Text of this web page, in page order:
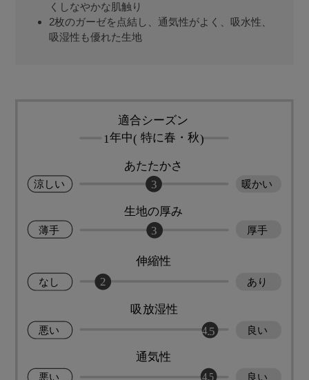
くしなやかな肌触り
2枚のガーゼを点結し、通気性がよく、吸水性、
吸湿性も優れた生地